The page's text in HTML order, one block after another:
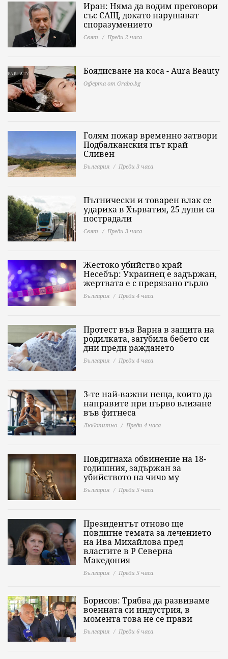
Иран: Няма да водим преговори
със САЩ, докато нарушават
споразумението
Свят Преди 2 часа
Боядисване на коса - Aura Beauty
Оферта от Grabo.bg
Голям пожар временно затвори
Подбалканския път край
Сливен
България Преди 3 часа
Пътнически и товарен влак се
удариха в Хърватия, 25 души са
пострадали
Свят Преди 3 часа
Жестоко убийство край
Несебър: Украинец е задържан,
жертвата е с прерязано гърло
България Преди 4 часа
Протест във Варна в защита на
родилката, загубила бебето си
дни преди раждането
България Преди 4 часа
3-те най-важни неща, които да
направите при първо влизане
във фитнеса
Любопитно Преди 4 часа
Повдигнаха обвинение на 18-
годишния, задържан за
убийството на чичо му
България Преди 5 часа
Президентът отново ще
повдигне темата за лечението
на Ива Михайлова пред
властите в Р Северна
Македония
България Преди 5 часа
Борисов: Трябва да развиваме
военната си индустрия, в
момента това не се прави
България Преди 6 часа